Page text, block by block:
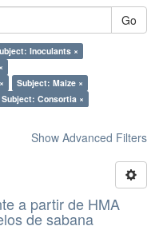
Go
Inoculants ×
Subject: Maize ×
Subject: Consortia ×
Show Advanced Filters
a partir de HMA
de sabana